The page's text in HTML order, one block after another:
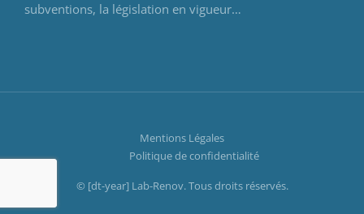
subventions, la législation en vigueur…
© [dt-year] Lab-Renov. Tous droits réservés.
Mentions Légales
Politique de confidentialité